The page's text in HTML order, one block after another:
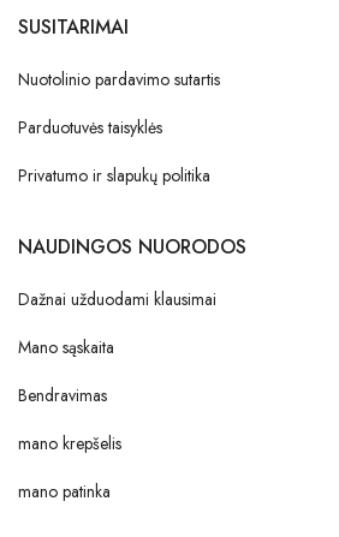
SUSITARIMAI
Nuotolinio pardavimo sutartis
Parduotuvės taisyklės
Privatumo ir slapukų politika
NAUDINGOS NUORODOS
Dažnai užduodami klausimai
Mano sąskaita
Bendravimas
mano krepšelis
mano patinka